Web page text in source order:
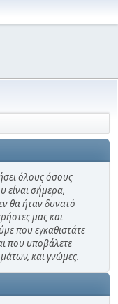
όλους όσους
είναι σήμερα,
θα ήταν δυνατό
μας και
που εγκαθιστάτε
που υποβάλετε
και γνώμες.